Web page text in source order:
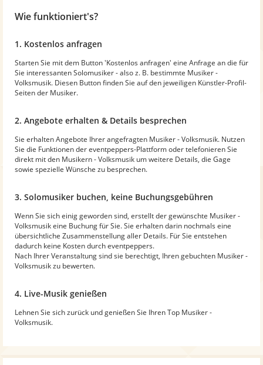
Wie funktioniert's?
1. Kostenlos anfragen
Starten Sie mit dem Button 'Kostenlos anfragen' eine Anfrage an die für
Sie interessanten Solomusiker - also z. B. bestimmte Musiker -
Volksmusik. Diesen Button finden Sie auf den jeweiligen Künstler-Profil-
Seiten der Musiker.
2. Angebote erhalten & Details besprechen
Sie erhalten Angebote Ihrer angefragten Musiker - Volksmusik. Nutzen
Sie die Funktionen der eventpeppers-Plattform oder telefonieren Sie
direkt mit den Musikern - Volksmusik um weitere Details, die Gage
sowie spezielle Wünsche zu besprechen.
3. Solomusiker buchen, keine Buchungsgebühren
Wenn Sie sich einig geworden sind, erstellt der gewünschte Musiker -
Volksmusik eine Buchung für Sie. Sie erhalten darin nochmals eine
übersichtliche Zusammenstellung aller Details. Für Sie entstehen
dadurch keine Kosten durch eventpeppers.
Nach Ihrer Veranstaltung sind sie berechtigt, Ihren gebuchten Musiker -
Volksmusik zu bewerten.
4. Live-Musik genießen
Lehnen Sie sich zurück und genießen Sie Ihren Top Musiker -
Volksmusik.